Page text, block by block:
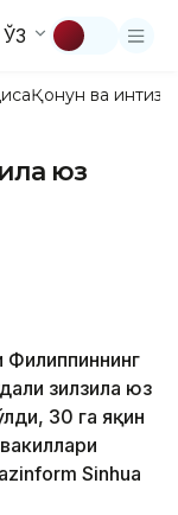
ЎЗ
Қонун ва
юз
зилзила юз
30 га яқин
Sinhua